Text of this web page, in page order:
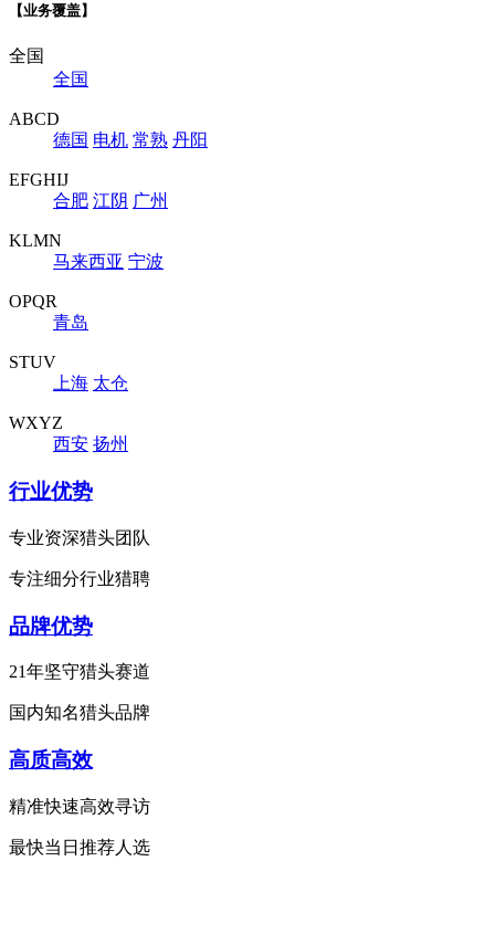
【业务覆盖】
全国
全国
ABCD
德国 电机 常熟 丹阳
EFGHIJ
合肥 江阴 广州
KLMN
马来西亚 宁波
OPQR
青岛
STUV
上海 太仓
WXYZ
西安 扬州
行业优势
专业资深猎头团队
专注细分行业猎聘
品牌优势
21年坚守猎头赛道
国内知名猎头品牌
高质高效
精准快速高效寻访
最快当日推荐人选